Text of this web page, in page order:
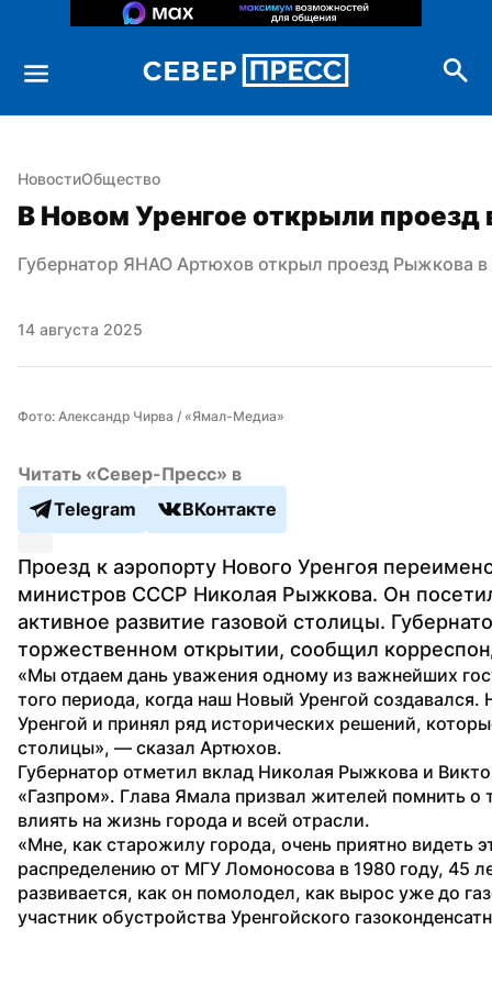
НовостиОбщество
В Новом Уренгое открыли проезд
Губернатор ЯНАО Артюхов открыл проезд Рыжкова
14 августа 2025
Фото: Александр Чирва / «Ямал-Медиа»
Читать «Север-Пресс» в
Telegram
ВКонтакте
Проезд к аэропорту Нового Уренгоя
министров СССР Николая Рыжкова. Он
активное развитие газовой столицы.
торжественном открытии, сообщил
«Мы отдаем дань уважения одному из важнейших
того периода, когда наш Новый Уренгой
Уренгой и принял ряд исторических решений,
столицы», — сказал Артюхов.
Губернатор отметил вклад Николая Рыжкова и
«Газпром». Глава Ямала призвал жителей помнить
влиять на жизнь города и всей отрасли.
«Мне, как старожилу города, очень приятно видеть
распределению от МГУ Ломоносова в 1980 году, 45
развивается, как он помолодел, как вырос уже до
участник обустройства Уренгойского